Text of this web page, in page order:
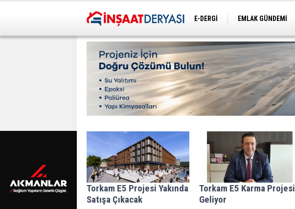
E-DERGİ EMLAK GÜNDEMİ
Torkam E5 Projesi Yakında
Satışa Çıkacak
Torkam E5 Karma Projesi
Geliyor